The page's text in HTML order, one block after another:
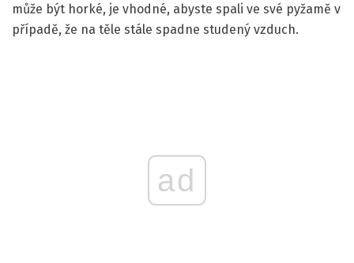
může být horké, je vhodné, abyste spali ve své pyžamě v
případě, že na těle stále spadne studený vzduch.
ad